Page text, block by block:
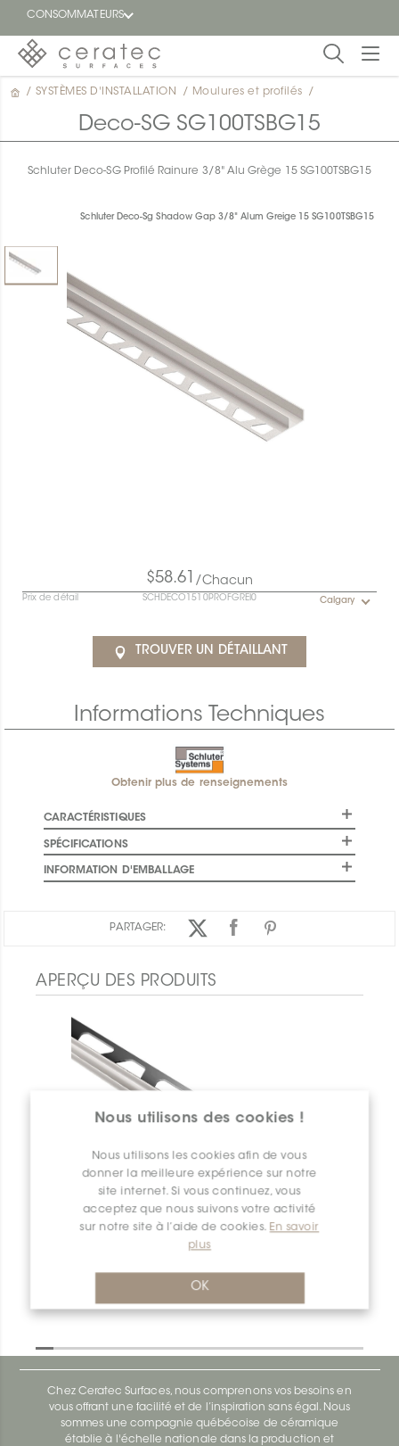
CONSOMMATEURS
En
vedette
un
Nous utilisons des cookies !
Nous utilisons les cookies afin de vous
donner la meilleure expérience sur notre
site internet. Si vous continuez, vous
acceptez que nous suivons votre activité
sur notre site à l’aide de cookies. En savoir
plus
OK
/ SYSTÈMES D'INSTALLATION / Moulures et profilés /
Deco-SG SG100TSBG15
Schluter Deco-SG Profilé Rainure 3/8" Alu Grège 15 SG100TSBG15
Schluter Deco-Sg Shadow Gap 3/8" Alum Greige 15 SG100TSBG15
$58.61 /Chacun
Prix de détail SCHDECO1510PROFGREI0 Calgary
TROUVER UN DÉTAILLANT
Informations Techniques
Obtenir plus de renseignements
CARACTÉRISTIQUES
SPÉCIFICATIONS
INFORMATION D'EMBALLAGE
PARTAGER:
APERÇU DES PRODUITS
Deco-SG SG100TSBG15
Deco-Sg SG100ACB12
Chez Ceratec Surfaces, nous comprenons vos besoins en
vous offrant une facilité et de l’inspiration sans égal. Nous
sommes une compagnie québécoise de céramique
établie à l'échelle nationale dans la production et